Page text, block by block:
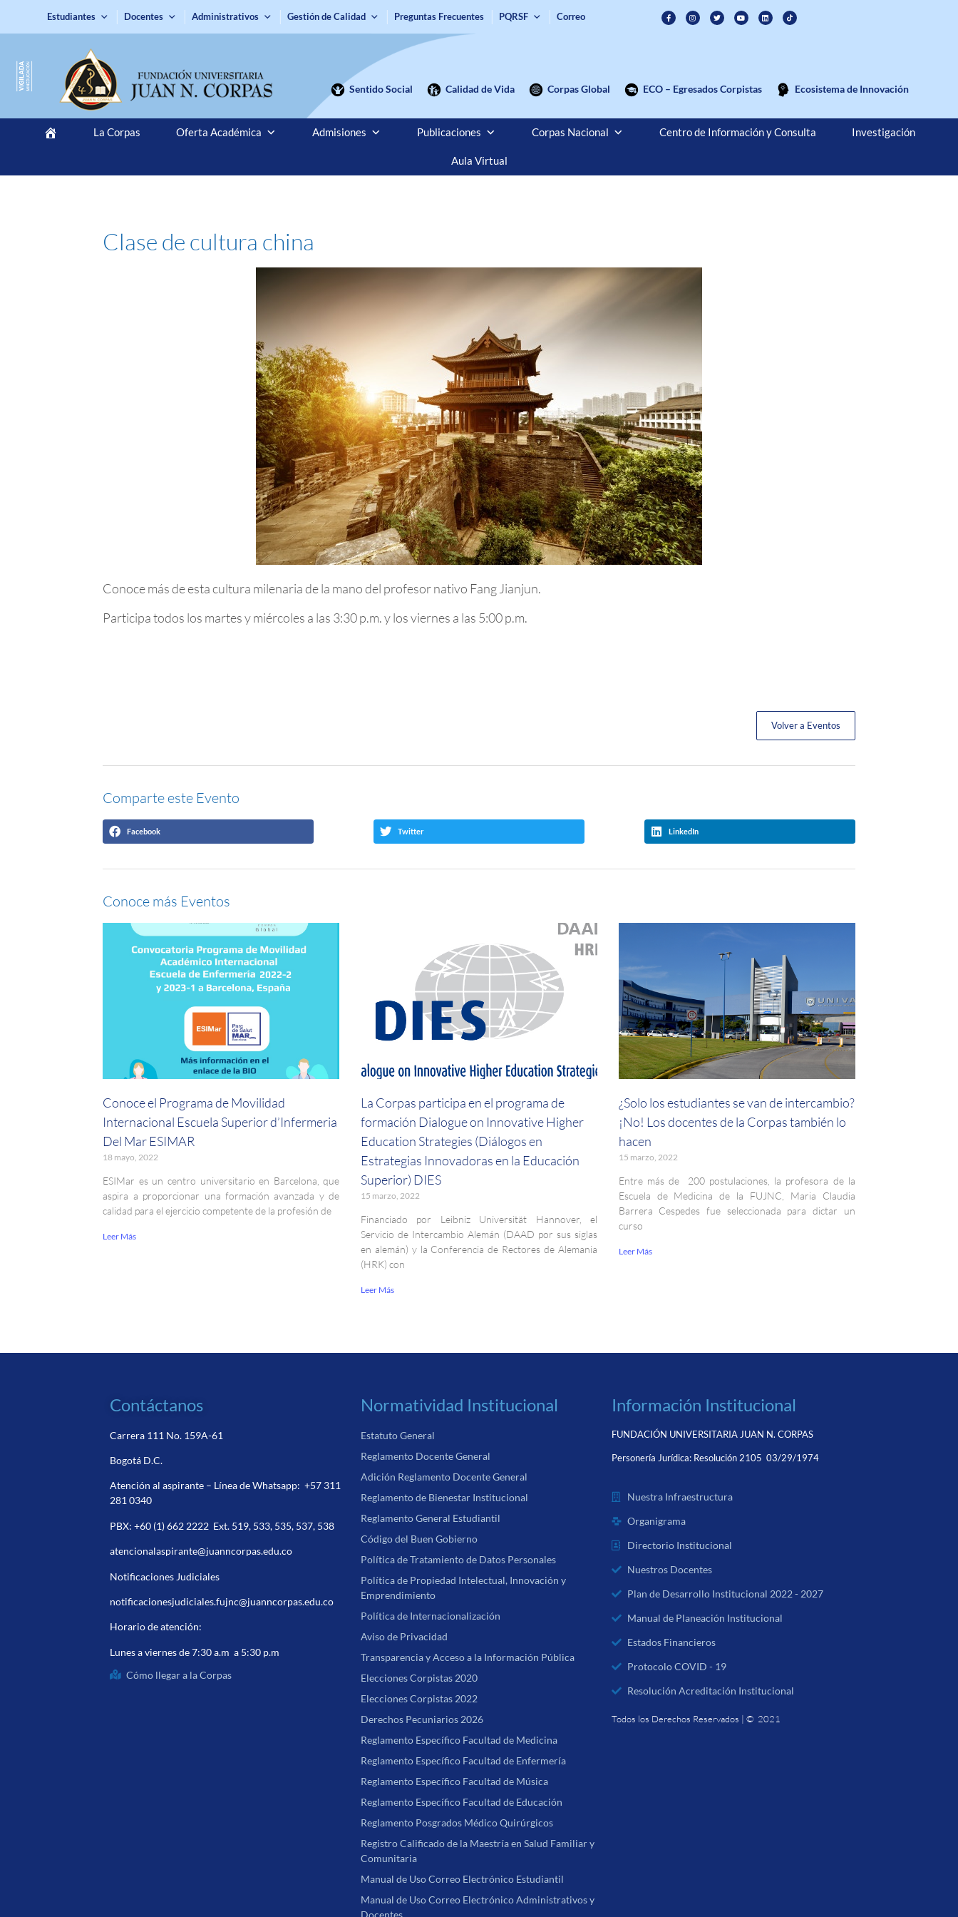
Estudiantes Docentes Administrativos Gestión de Calidad Preguntas Frecuentes PQRSF Correo
Sentido Social Calidad de Vida Corpas Global ECO – Egresados Corpistas Ecosistema de Innovación
La Corpas Oferta Académica Admisiones Publicaciones Corpas Nacional Centro de Información y Consulta Investigación
Aula Virtual
Clase de cultura china
Conoce más de esta cultura milenaria de la mano del profesor nativo Fang Jianjun.
Participa todos los martes y miércoles a las 3:30 p.m. y los viernes a las 5:00 p.m.
Volver a Eventos
Comparte este Evento
Facebook Twitter LinkedIn
Conoce más Eventos
Conoce el Programa de Movilidad
Internacional Escuela Superior d’Infermeria
Del Mar ESIMAR
18 mayo, 2022
ESIMar es un centro universitario en Barcelona, que
aspira a proporcionar una formación avanzada y de
calidad para el ejercicio competente de la profesión de
Leer Más
La Corpas participa en el programa de
formación Dialogue on Innovative Higher
Education Strategies (Diálogos en
Estrategias Innovadoras en la Educación
Superior) DIES
15 marzo, 2022
Financiado por Leibniz Universität Hannover, el
Servicio de Intercambio Alemán (DAAD por sus siglas
en alemán) y la Conferencia de Rectores de Alemania
(HRK) con
Leer Más
¿Solo los estudiantes se van de intercambio?
¡No! Los docentes de la Corpas también lo
hacen
15 marzo, 2022
Entre más de 200 postulaciones, la profesora de la
Escuela de Medicina de la FUJNC, Maria Claudia
Barrera Cespedes fue seleccionada para dictar un
curso
Leer Más
Contáctanos
Carrera 111 No. 159A-61
Bogotá D.C.
Atención al aspirante – Línea de Whatsapp:+57 311
281 0340
PBX:+60 (1) 662 2222 Ext. 519, 533, 535, 537, 538
atencionalaspirante@juanncorpas.edu.co
Notificaciones Judiciales
notificacionesjudiciales.fujnc@juanncorpas.edu.co
Horario de atención:
Lunes a viernes de 7:30 a.m a 5:30 p.m
Cómo llegar a la Corpas
Normatividad Institucional
Estatuto General
Reglamento Docente General
Adición Reglamento Docente General
Reglamento de Bienestar Institucional
Reglamento General Estudiantil
Código del Buen Gobierno
Política de Tratamiento de Datos Personales
Política de Propiedad Intelectual, Innovación y
Emprendimiento
Política de Internacionalización
Aviso de Privacidad
Transparencia y Acceso a la Información Pública
Elecciones Corpistas 2020
Elecciones Corpistas 2022
Derechos Pecuniarios 2026
Reglamento Específico Facultad de Medicina
Reglamento Específico Facultad de Enfermería
Reglamento Específico Facultad de Música
Reglamento Específico Facultad de Educación
Reglamento Posgrados Médico Quirúrgicos
Registro Calificado de la Maestría en Salud Familiar y
Comunitaria
Manual de Uso Correo Electrónico Estudiantil
Manual de Uso Correo Electrónico Administrativos y
Docentes
Información Institucional
FUNDACIÓN UNIVERSITARIA JUAN N. CORPAS
Personería Jurídica: Resolución 2105 03/29/1974
Nuestra Infraestructura
Organigrama
Directorio Institucional
Nuestros Docentes
Plan de Desarrollo Institucional 2022 - 2027
Manual de Planeación Institucional
Estados Financieros
Protocolo COVID - 19
Resolución Acreditación Institucional
Todos los Derechos Reservados | © 2021